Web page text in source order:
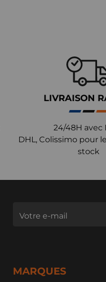
LIVRAISON
24/48H avec
DHL, Colissimo pour
stock
MARQUES